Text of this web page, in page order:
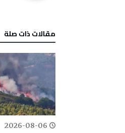
‫مقالات ذات صلة‬
2026-08-06